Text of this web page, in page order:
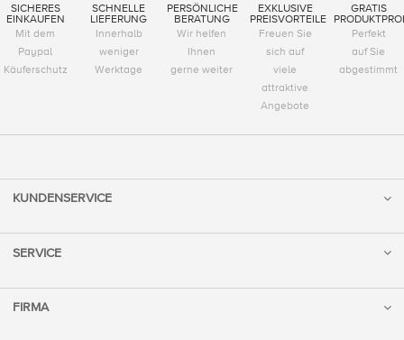
SICHERES
EINKAUFEN
Mit dem
Paypal
Käuferschutz
SCHNELLE
LIEFERUNG
Innerhalb
weniger
Werktage
PERSÖNLICHE
BERATUNG
Wir helfen
Ihnen
gerne weiter
EXKLUSIVE
PREISVORTEILE
Freuen Sie
sich auf
viele
attraktive
Angebote
GRATIS
Perfekt
auf Sie
abgestimmt
KUNDENSERVICE
SERVICE
FIRMA